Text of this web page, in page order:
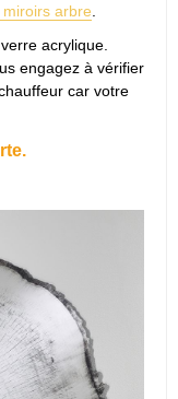
arbre
acrylique.
engagez à vérifier
car votre